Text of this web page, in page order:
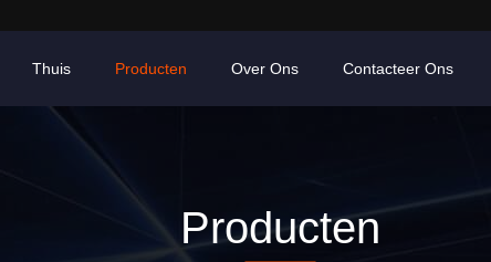
Thuis Producten Over Ons Contacteer Ons
Producten